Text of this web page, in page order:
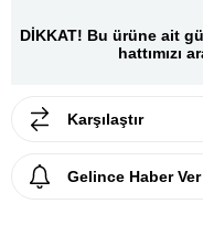
DİKKAT! Bu ürüne ait
hattımızı
Karşılaştır
Gelince Haber Ver